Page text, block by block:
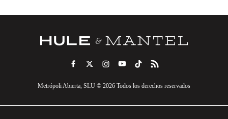
Metrópoli Abierta, SLU © 2026 Todos los derechos reservados